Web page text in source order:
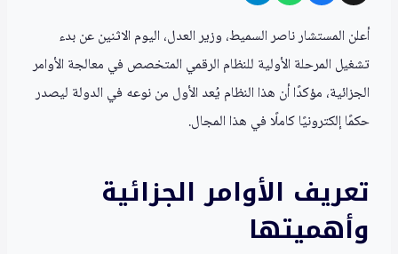
أعلن المستشار ناصر السميط، وزير العدل، اليوم الاثنين عن بدء
تشغيل المرحلة الأولية للنظام الرقمي المتخصص في معالجة الأوامر
الجزائية، مؤكدًا أن هذا النظام يُعد الأول من نوعه في الدولة ليصدر
حكمًا إلكترونيًا كاملًا في هذا المجال.
تعريف الأوامر الجزائية
وأهميتها